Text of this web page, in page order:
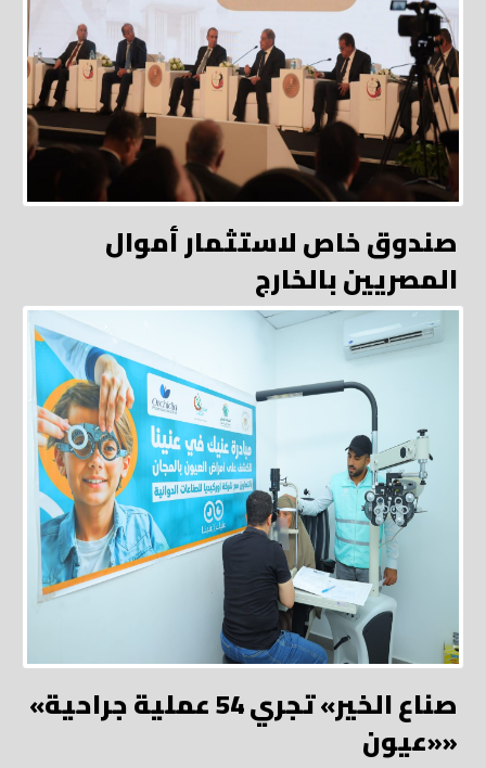
صندوق خاص لاستثمار أموال
المصريين بالخارج
«صناع الخير» تجري 54 عملية جراحية
«عيون»